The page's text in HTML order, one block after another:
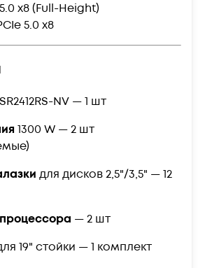
x8 (Full-Height)
5.0 x8
NV — 1 шт
1300 W — 2 шт
для дисков 2,5"/3,5" — 12
— 2 шт
19" стойки — 1 комплект